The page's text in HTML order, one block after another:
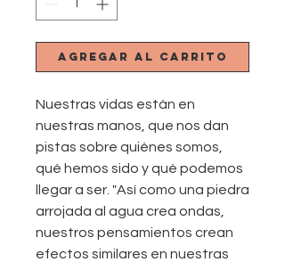
Agregar al carrito
Nuestras vidas están en
nuestras manos, que nos dan
pistas sobre quiénes somos,
qué hemos sido y qué podemos
llegar a ser. "Así como una piedra
arrojada al agua crea ondas,
nuestros pensamientos crean
efectos similares en nuestras